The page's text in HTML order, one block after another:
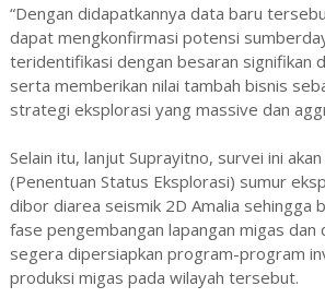
“Dengan didapatkannya data baru
dapat mengkonfirmasi potensi
teridentifikasi dengan besaran signifikan
serta memberikan nilai tambah bisnis
strategi eksplorasi yang massive dan
Selain itu, lanjut Suprayitno, survei ini
(Penentuan Status Eksplorasi) sumur
dibor diarea seismik 2D Amalia sehingga
fase pengembangan lapangan migas dan
segera dipersiapkan program-program
produksi migas pada wilayah tersebut.